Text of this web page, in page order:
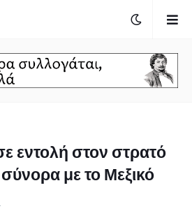
εντολή στον στρατό
σύνορα με το Μεξικό